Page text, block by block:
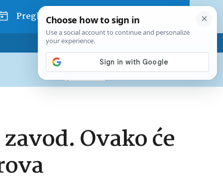
Pregled dana
Pretplatite se na Poslovni
Već od10 EURmjesečno
Ovako će